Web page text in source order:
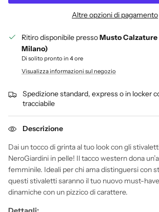
Altre opzioni di pagamento
Ritiro disponibile pressoMusto
Milano)
Di solito pronto in 4 ore
Visualizza informazioni sul negozio
Spedizione standard, express o in locker
tracciabile
Descrizione
Dai un tocco di grinta al tuo look con gli
NeroGiardini in pelle! Il tacco western dona
femminile. Ideali per chi ama distinguersi con
questi stivaletti saranno il tuo nuovo must-
dinamiche con un pizzico di carattere.